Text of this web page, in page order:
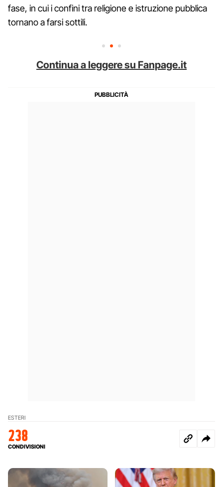
fase, in cui i confini tra religione e istruzione pubblica
tornano a farsi sottili.
Continua a leggere su Fanpage.it
ESTERI
238
CONDIVISIONI